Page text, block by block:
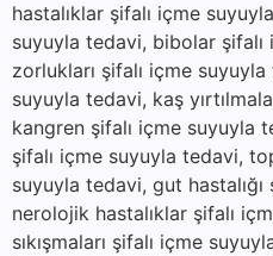
hastalıklar şifalı içme
suyuyla tedavi, bibolar
zorlukları şifalı içme
suyuyla tedavi, kaş
kangren şifalı içme suyuyla
şifalı içme suyuyla tedavi,
suyuyla tedavi, gut
nerolojik hastalıklar şifalı
sıkışmaları şifalı içme